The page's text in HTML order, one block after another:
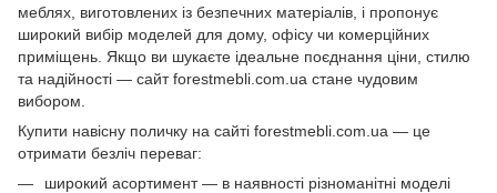
меблях, виготовлених із безпечних матеріалів, і пропонує
широкий вибір моделей для дому, офісу чи комерційних
приміщень. Якщо ви шукаєте ідеальне поєднання ціни, стилю
та надійності — сайт forestmebli.com.ua стане чудовим
вибором.
Купити навісну поличку на сайті forestmebli.com.ua — це
отримати безліч переваг:
широкий асортимент — в наявності різноманітні моделі